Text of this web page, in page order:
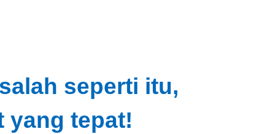
seperti itu,
yang tepat!